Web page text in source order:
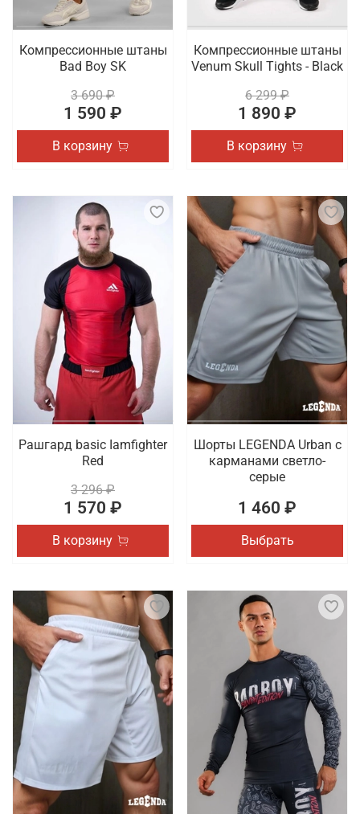
Компрессионные штаны
Bad Boy SK
3 690 ₽
1 590 ₽
В корзину
Компрессионные штаны
Venum Skull Tights - Black
6 299 ₽
1 890 ₽
В корзину
Рашгард basic Iamfighter
Red
3 296 ₽
1 570 ₽
В корзину
Шорты LEGENDA Urban c
карманами светло-
серые
1 460 ₽
Выбрать